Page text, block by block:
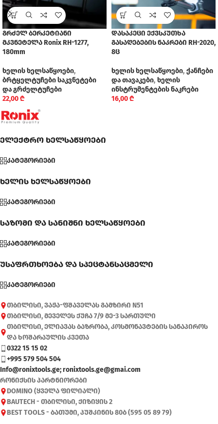
გრძელ ბერკეტიანი
მკვნეტელა Ronix RH-1277,
180mm
ხელის ხელსაწყოები,
ბრტყელტუჩები საკვნეტები
და გრძელტუჩები
22,00₾
დასაკეცი ექვსკუთხა
გასაღებების ნაკრები RH-2020,
8ც
ხელის ხელსაწყოები, ქანჩები
და თავაკები, ხელის
ინსტრუმენტების ნაკრები
16,00₾
ელექტრო ხელსაწყოები
კატეგორიები
ხელის ხელსაწყოები
კატეგორიები
საზომი და სანიშნი ხელსაწყოები
კატეგორიები
უსაფრთხოება და სპეცტანსაცმელი
კატეგორიები
თბილისი, ვაჟა-ფშაველას გამზირი N51
თბილისი, მეველეს ქუჩა 7/9 მე-3 სართული
თბილისი, ელიავას ბაზრობა, კოსმონავტების სანაპიროს
და ხოშარაულის კვეთა
0322 15 15 02
+995 579 504 504
Info@ronixtools.ge; ronixtools.ge@gmai.com
რონიქსის პარტნიორები
DOMINO (ყველა ფილიალი)
BAUTECH - თბილისი, ქიზიყის 2
BEST TOOLS - ბათუმი, პუშკინის 80ბ (595 05 89 79)